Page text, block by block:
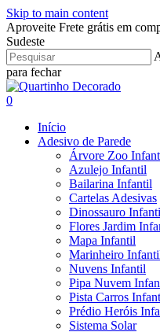
Skip to main content
Aproveite Frete grátis em
Sudeste
para fechar
Close
Search
search
account
0
Início
Adesivo de Parede
Árvore Zoo
Azulejo Infantil
Bailarina Infantil
Cartelas Adesivas
Dinossauro
Flores Jardim
Mapa Infantil
Marinheiro
Nuvens Infantil
Pipa Nuvem
Pista Carros
Prédio Heróis
Sistema Solar